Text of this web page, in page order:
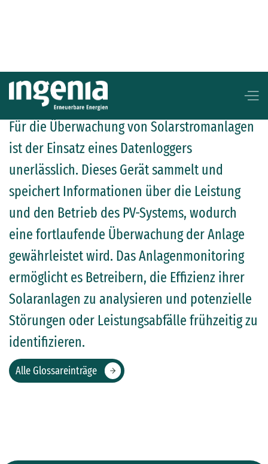
Datenlogger
Für die Überwachung von Solarstromanlagen
ist der Einsatz eines Datenloggers
unerlässlich. Dieses Gerät sammelt und
speichert Informationen über die Leistung
und den Betrieb des PV-Systems, wodurch
eine fortlaufende Überwachung der Anlage
gewährleistet wird. Das Anlagenmonitoring
ermöglicht es Betreibern, die Effizienz ihrer
Solaranlagen zu analysieren und potenzielle
Störungen oder Leistungsabfälle frühzeitig zu
identifizieren.
Alle Glossareinträge